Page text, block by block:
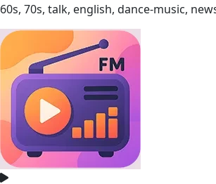
60s, 70s, talk, english, dance-music,